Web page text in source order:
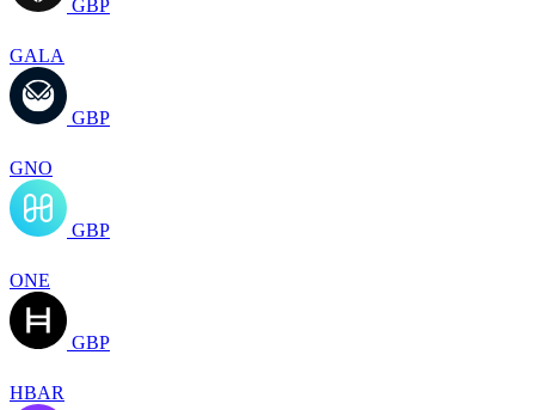
GBP
GALA
GBP
GNO
GBP
ONE
GBP
HBAR